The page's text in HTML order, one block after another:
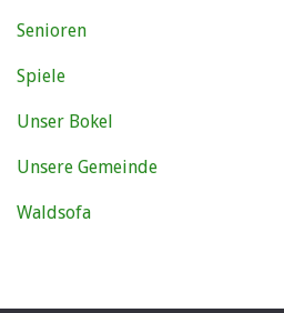
Senioren
Spiele
Unser Bokel
Unsere Gemeinde
Waldsofa